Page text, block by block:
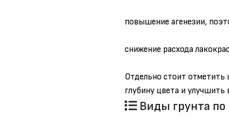
повышение агенезии,
снижение расхода
Отдельно стоит
Виды грунта по